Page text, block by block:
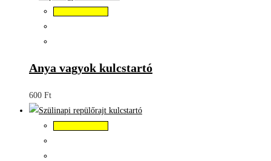
Anya vagyok kulcstartó
600 Ft